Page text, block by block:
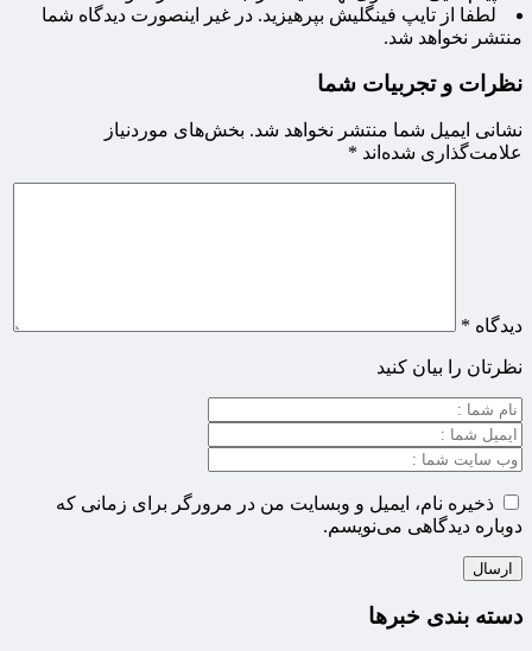
لطفا از تایپ فینگلیش بپرهیزید. در غیر اینصورت دیدگاه شما
منتشر نخواهد شد.
نظرات و تجربیات شما
نشانی ایمیل شما منتشر نخواهد شد. بخش‌های موردنیاز
علامت‌گذاری شده‌اند *
دیدگاه *
نظرتان را بیان کنید
ذخیره نام، ایمیل و وبسایت من در مرورگر برای زمانی که
دوباره دیدگاهی می‌نویسم.
دسته بندی خبرها